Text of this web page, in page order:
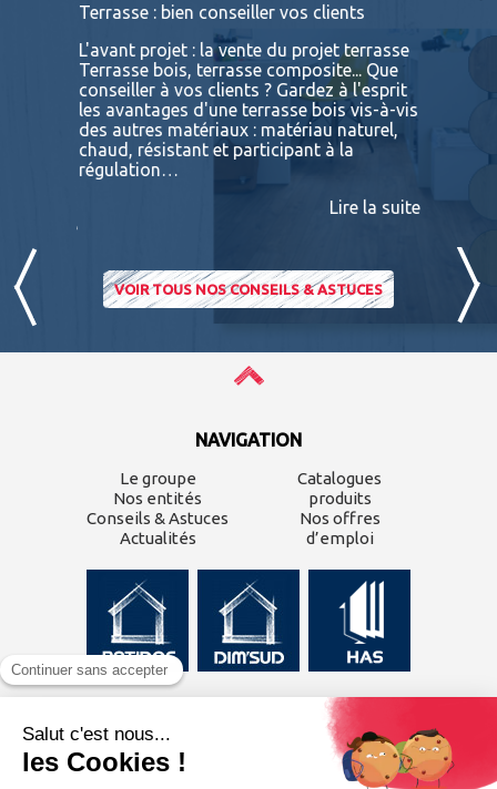
la suite
Terrasse : bien conseiller vos clients
L'avant projet : la vente du projet terrasse
Terrasse bois, terrasse composite... Que
conseiller à vos clients ? Gardez à l'esprit
les avantages d'une terrasse bois vis-à-vis
des autres matériaux : matériau naturel,
chaud, résistant et participant à la
régulation…
Lire la suite
bois
IPE
VOIR TOUS NOS CONSEILS & ASTUCES
NAVIGATION
Le groupe
Nos entités
Conseils & Astuces
Actualités
Catalogues
produits
Nos offres
d’emploi
CONTACTEZ-NOUS
Inscrivez-vous à newsletter